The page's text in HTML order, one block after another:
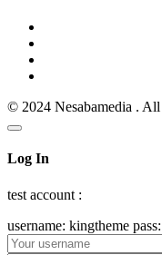
© 2024 Nesabamedia . All
Log In
test account :
username: kingtheme